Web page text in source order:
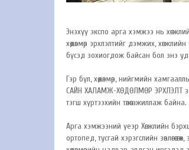
Энэхүү экспо арга хэмжээ нь
хөдөлмөр эрхлэлтийг дэмжих,
бүсэд зохиогдож байсан бол энэ
Гэр бүл, хөдөлмөр, нийгмийн
САЙН ХАЛАМЖ-ХӨДӨЛМӨР ЭРХЛЭЛТ
тэгш хүртээхийн төлөө ажиллаж байна.
Арга хэмжээний үеэр Хөгжлийн
ортопед, тусгай хэрэгслийн зөвлөгөө